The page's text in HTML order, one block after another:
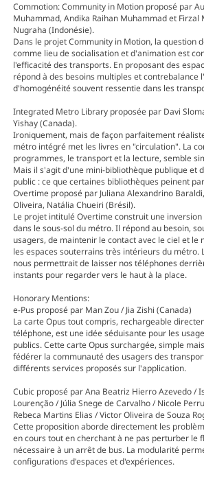
Commotion: Community in Motion proposé par
Muhammad, Andika Raihan Muhammad et Firzal
Nugraha (Indonésie).
Dans le projet Community in Motion, la question
comme lieu de socialisation et d'animation est
l'efficacité des transports. En proposant des
répond à des besoins multiples et contrebalance
d'homogénéité souvent ressentie dans les
Integrated Metro Library proposée par Davi
Yishay (Canada).
Ironiquement, mais de façon parfaitement
métro intégré met les livres en "circulation". La
programmes, le transport et la lecture, semble
Mais il s'agit d'une mini-bibliothèque publique et
public : ce que certaines bibliothèques peinent
Overtime proposé par Juliana Alexandrino
Oliveira, Natália Chueiri (Brésil).
Le projet intitulé Overtime construit une
dans le sous-sol du métro. Il répond au besoin,
usagers, de maintenir le contact avec le ciel et le
les espaces souterrains très intérieurs du métro.
nous permettrait de laisser nos téléphones
instants pour regarder vers le haut à la place.
Honorary Mentions:
e-Pus proposé par Man Zou / Jia Zishi (Canada)
La carte Opus tout compris, rechargeable
téléphone, est une idée séduisante pour les
publics. Cette carte Opus surchargée, simple
fédérer la communauté des usagers des
différents services proposés sur l'application.
Cubic proposé par Ana Beatriz Hierro Azevedo /
Lourenção / Júlia Snege de Carvalho / Nicole
Rebeca Martins Elias / Victor Oliveira de Souza
Cette proposition aborde directement les
en cours tout en cherchant à ne pas perturber le
nécessaire à un arrêt de bus. La modularité
configurations d'espaces et d'expériences.